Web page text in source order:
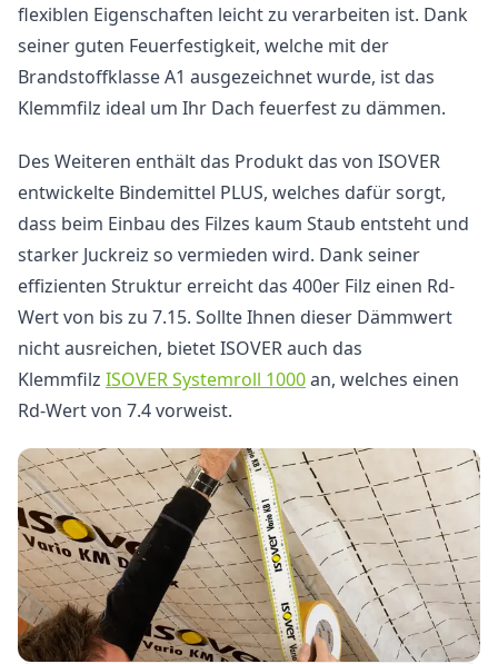
flexiblen Eigenschaften leicht zu verarbeiten ist. Dank
seiner guten Feuerfestigkeit, welche mit der
Brandstoffklasse A1 ausgezeichnet wurde, ist das
Klemmfilz ideal um Ihr Dach feuerfest zu dämmen.
Des Weiteren enthält das Produkt das von ISOVER
entwickelte Bindemittel PLUS, welches dafür sorgt,
dass beim Einbau des Filzes kaum Staub entsteht und
starker Juckreiz so vermieden wird. Dank seiner
effizienten Struktur erreicht das 400er Filz einen Rd-
Wert von bis zu 7.15. Sollte Ihnen dieser Dämmwert
nicht ausreichen, bietet ISOVER auch das
Klemmfilz ISOVERSystemroll 1000an, welches einen
Rd-Wert von 7.4 vorweist.